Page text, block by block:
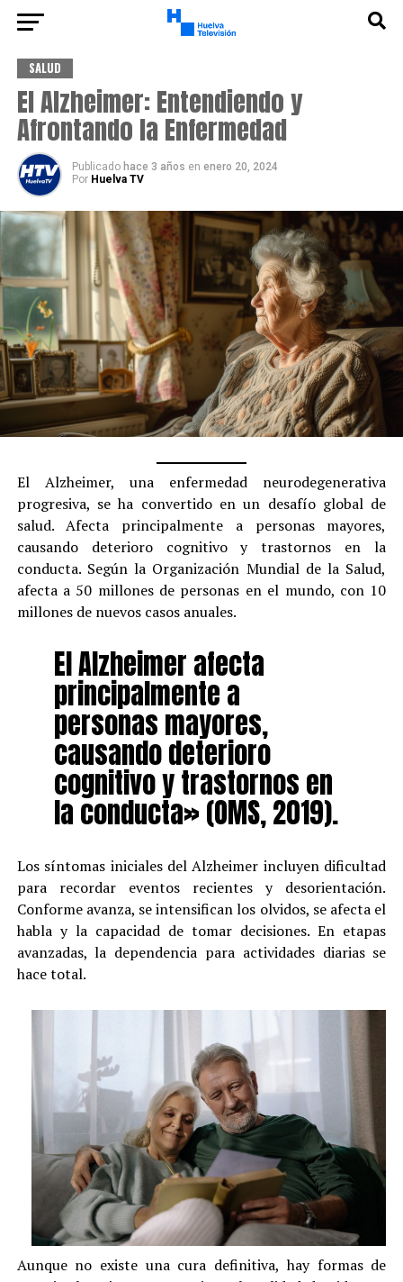
SALUD
El Alzheimer: Entendiendo y
Afrontando la Enfermedad
Publicado hace 3 años en enero 20, 2024
Por Huelva TV
El Alzheimer, una enfermedad neurodegenerativa
progresiva, se ha convertido en un desafío global de
salud. Afecta principalmente a personas mayores,
causando deterioro cognitivo y trastornos en la
conducta. Según la Organización Mundial de la Salud,
afecta a 50 millones de personas en el mundo, con 10
millones de nuevos casos anuales.
El Alzheimer afecta
principalmente a
personas mayores,
causando deterioro
cognitivo y trastornos en
la conducta» (OMS, 2019).
Los síntomas iniciales del Alzheimer incluyen dificultad
para recordar eventos recientes y desorientación.
Conforme avanza, se intensifican los olvidos, se afecta el
habla y la capacidad de tomar decisiones. En etapas
avanzadas, la dependencia para actividades diarias se
hace total.
Aunque no existe una cura definitiva, hay formas de